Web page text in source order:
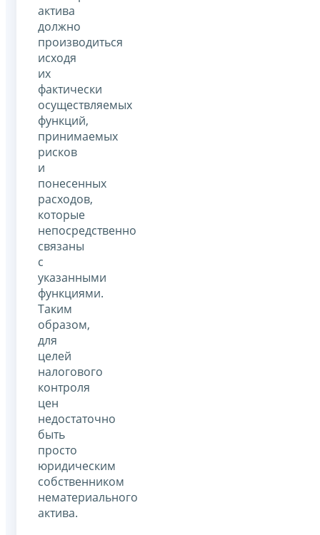
актива
должно
производиться
исходя
их
фактически
осуществляемых
функций,
принимаемых
рисков
и
понесенных
расходов,
которые
непосредственно
связаны
с
указанными
функциями.
Таким
образом,
для
целей
налогового
контроля
цен
недостаточно
быть
просто
юридическим
собственником
нематериального
актива.